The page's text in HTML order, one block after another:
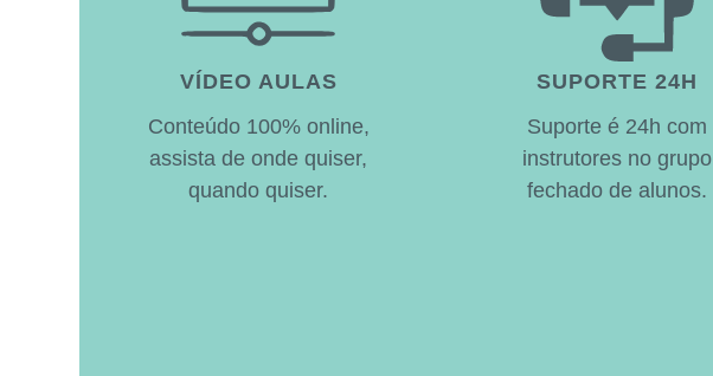
VÍDEO AULAS
Conteúdo 100% online,
assista de onde quiser,
quando quiser.
SUPORTE 24H
Suporte é 24h com
instrutores no grupo
fechado de alunos.